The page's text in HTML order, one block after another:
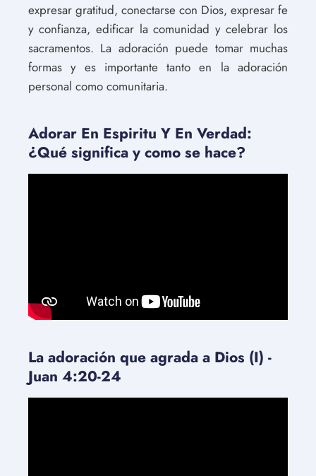
expresar gratitud, conectarse con Dios, expresar fe
y confianza, edificar la comunidad y celebrar los
sacramentos. La adoración puede tomar muchas
formas y es importante tanto en la adoración
personal como comunitaria.
Adorar En Espiritu Y En Verdad:
¿Qué significa y como se hace?
La adoración que agrada a Dios (I) -
Juan 4:20-24